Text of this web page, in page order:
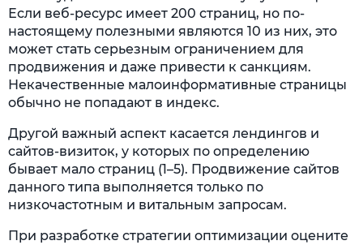
Если веб-ресурс имеет 200 страниц, но по-
настоящему полезными являются 10 из них, это
может стать серьезным ограничением для
продвижения и даже привести к санкциям.
Некачественные малоинформативные страницы
обычно не попадают в индекс.
Другой важный аспект касается лендингов и
сайтов-визиток, у которых по определению
бывает мало страниц (1–5). Продвижение сайтов
данного типа выполняется только по
низкочастотным и витальным запросам.
При разработке стратегии оптимизации оцените